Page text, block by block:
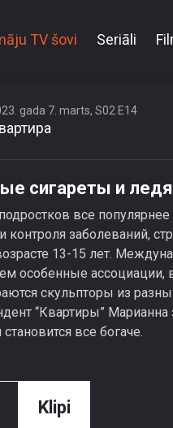
TV šovi Seriāli
gada 7. marts, S02 E14
сигареты и
все
контроля заболеваний,
13-15 лет.
особенные ассоциации,
скульпторы из
“Квартиры” Марианна
все богаче.
Klipi